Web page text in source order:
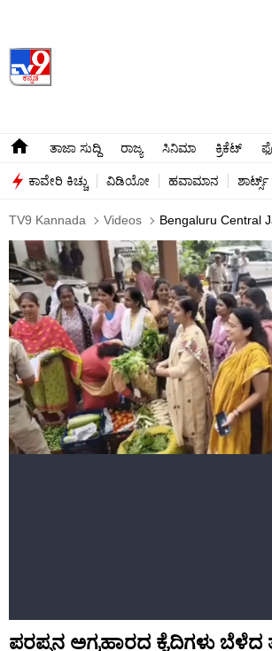
ತಾಜಾ ಸುದ್ದಿ ರಾಜ್ಯ ಸಿನಿಮಾ ಕ್ರಿಕೆಟ್​
ಕಾವೇರಿ ಕಿಚ್ಚು ವಿಡಿಯೋ ಹವಾಮಾನ ಶಾರ್ಟ್ಸ್​
TV9 Kannada Videos Bengaluru Central
ಪರಪ್ಪನ ಅಗ್ರಹಾರದ ಕೈದಿಗಳು ಬೆಳೆದ